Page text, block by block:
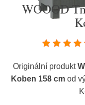
WOOOD
Originální produkt
Koben 158 cmod